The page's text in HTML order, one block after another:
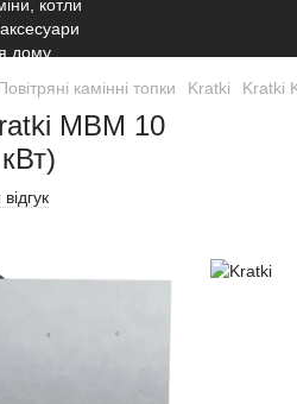
камінні топки Kratki Kratki
MBM 10